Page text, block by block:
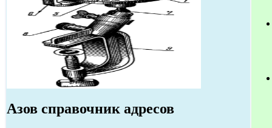
Азов справочник адресов